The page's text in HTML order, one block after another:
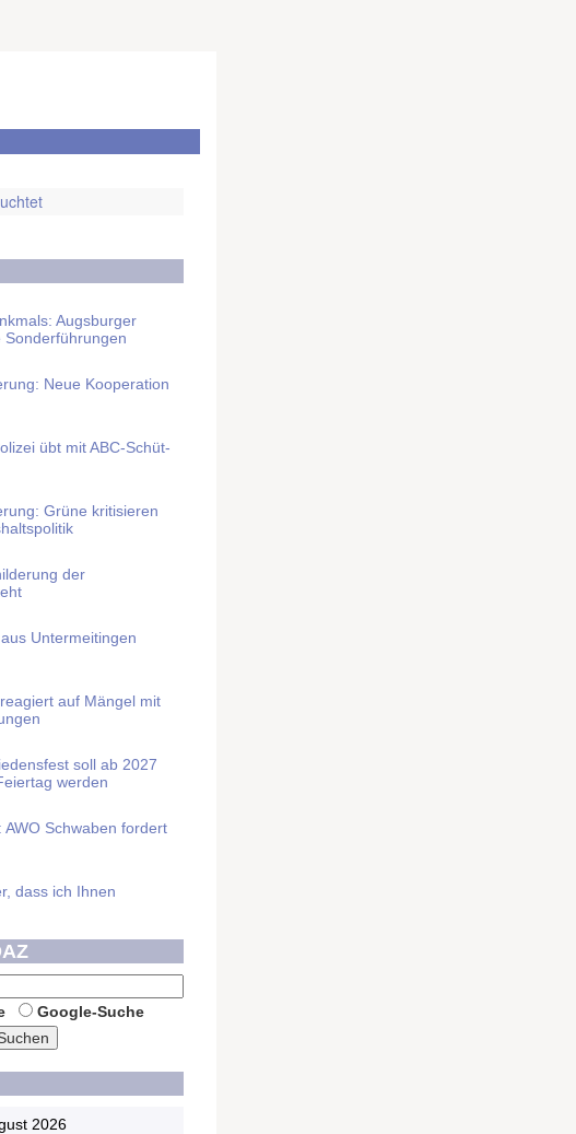
Augsburger
Sonderführungen
Neue Kooperation
übt mit ABC-Schüt­
Grüne kritisieren
der
Untermeitingen
auf Mängel mit
soll ab 2027
werden
AWO Schwaben fordert
dass ich Ihnen
Google-Suche
2026